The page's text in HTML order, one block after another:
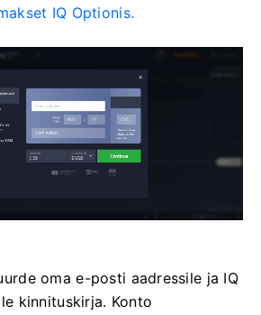
IQ Optionis.
oma e-posti aadressile ja IQ
kinnituskirja. Konto